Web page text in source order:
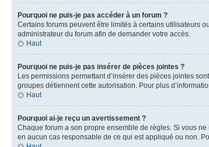
Pourquoi ne puis-je pas accéder à un forum ?
Certains forums peuvent être limités à certains utilisateurs
administrateur du forum afin de demander votre accès.
Haut
Pourquoi ne puis-je pas insérer de pièces jointes ?
Les permissions permettant d’insérer des pièces jointes
groupes détiennent cette autorisation. Pour plus
Haut
Pourquoi ai-je reçu un avertissement ?
Chaque forum a son propre ensemble de règles. Si vous
en aucun cas responsable de ce qui est appliqué ou non.